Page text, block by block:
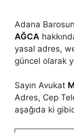
Adana
AĞCA
yasal adres,
güncel olarak
Sayın Avukat
Adres, Cep
aşağıda ki